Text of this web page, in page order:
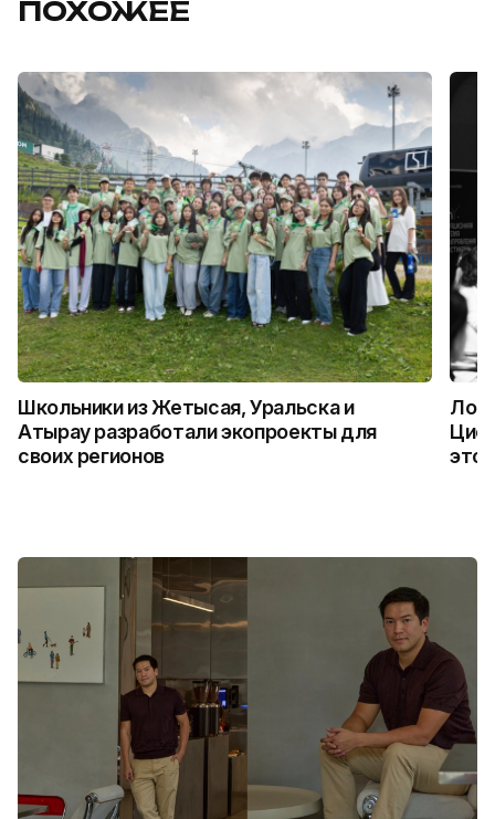
ПОХОЖЕЕ
Школьники из Жетысая, Уральска и
Атырау разработали экопроекты для
своих регионов
это